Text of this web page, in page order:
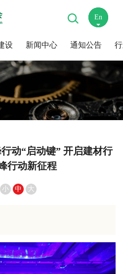
设 新闻中心 通知公告
En
中
动“启动键” 开启建材行
行动新征程
小 中 大